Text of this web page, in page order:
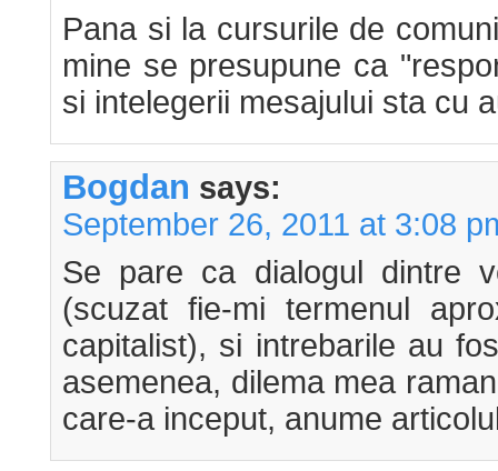
Pana si la cursurile de
mine se presupune ca
si intelegerii mesajului sta cu
Bogdan says:
September 26, 2011 at 3:08
Se pare ca dialogul dintre
(scuzat fie-mi termenul
capitalist), si intrebarile au
asemenea, dilema mea
care-a inceput, anume